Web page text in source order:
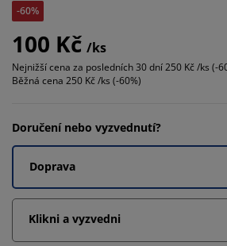
-60%
100 Kč /ks
Nejnižší cena za posledních 30 dní250 Kč /ks (-
Běžná cena 250 Kč /ks (-60%)
Doručení nebo vyzvednutí?
Doprava
Klikni a vyzvedni